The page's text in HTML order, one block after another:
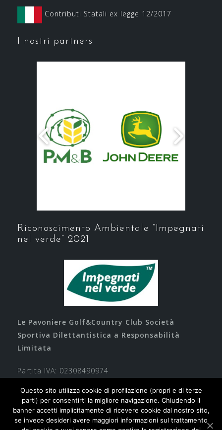
Contributi Statali ex legge 12/2017
I nostri partners
Riconoscimento Ambientale “Impegnati
nel verde” 2021
Le Pavoniere Golf&Country Club Società
Sportiva Dilettantistica a Responsabilità
Limitata
Partita IVA: 02308490974
Questo sito utilizza cookie di profilazione (propri e di terze
parti) per consentirti la migliore navigazione. Chiudendo il
banner accetti implicitamente di ricevere cookie dal nostro sito,
se invece desideri avere maggiori informazioni sul trattamento